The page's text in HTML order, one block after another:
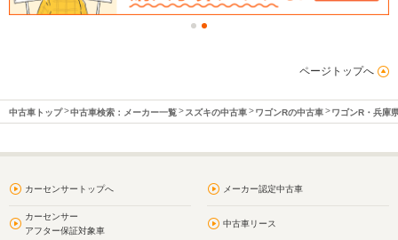
ページトップへ
中古車トップ 中古車検索：メーカー一覧 スズキの中古車 ワゴンRの中古車 ワゴンR・兵庫
カーセンサートップへ メーカー認定中古車
カーセンサー
アフター保証対象車
中古車リース